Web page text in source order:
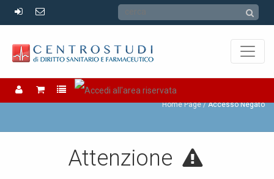
Accesso Negato
Home Page Accesso Negato
Attenzione